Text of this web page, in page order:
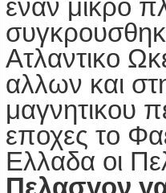
εναν μικρο
Ατλαντικο
αλλων και
μαγνητικου
εποχες το
Ελλαδα οι